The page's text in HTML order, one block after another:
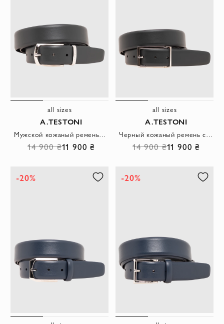
all sizes
A.TESTONI
Мужской кожаный ремень из гладкой натуральной кожи графитового цвета
14 900 ₴11 900 ₴
all sizes
A.TESTONI
Черный кожаный ремень с тонкой прямоугольной пряжкой
14 900 ₴11 900 ₴
-20% -20%